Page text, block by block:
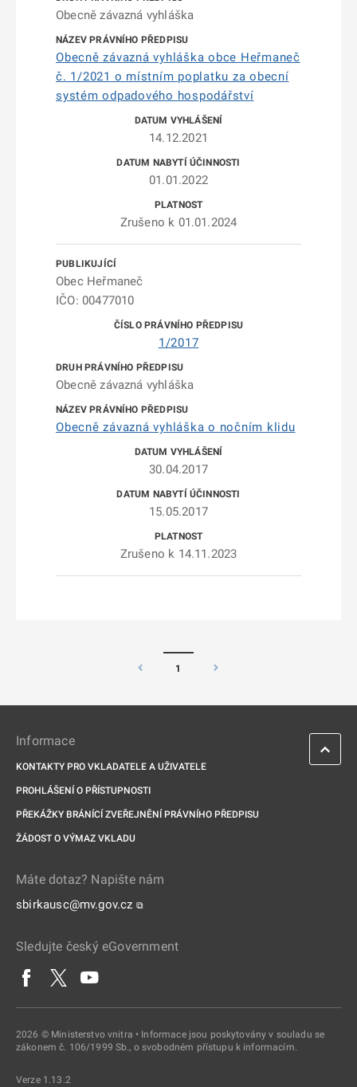
Obecně závazná vyhláška
Obecně závazná vyhláška obce Heřmaneč
č. 1/2021 o místním poplatku za obecní
systém odpadového hospodářství
14.12.2021
01.01.2022
Zrušeno k 01.01.2024
Obec Heřmaneč
IČO: 00477010
1/2017
Obecně závazná vyhláška
Obecně závazná vyhláška o nočním klidu
30.04.2017
15.05.2017
Zrušeno k 14.11.2023
1
Informace
KONTAKTY PRO VKLADATELE A UŽIVATELE
PROHLÁŠENÍ O PŘÍSTUPNOSTI
PŘEKÁŽKY BRÁNÍCÍ ZVEŘEJNĚNÍ PRÁVNÍHO PŘEDPISU
ŽÁDOST O VÝMAZ VKLADU
Máte dotaz? Napište nám
sbirkausc@mv.gov.cz ⧉
Sledujte český eGovernment
2026 © Ministerstvo vnitra • Informace jsou poskytovány v souladu se
zákonem č. 106/1999 Sb., o svobodném přístupu k informacím.
Verze 1.13.2